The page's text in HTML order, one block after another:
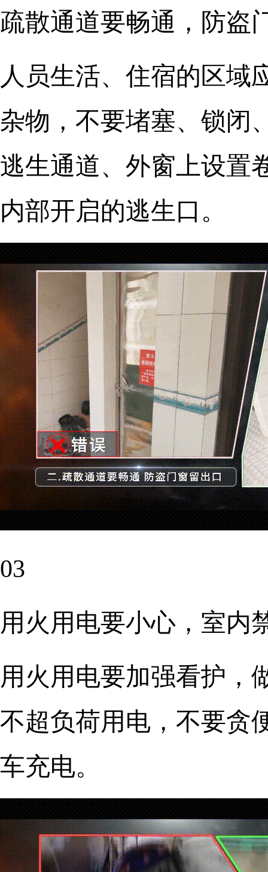
疏散通道要畅通，防盗
人员生活、住宿的区域
杂物，不要堵塞、锁闭
逃生通道、外窗上设置
内部开启的逃生口。
03
用火用电要小心，室内
用火用电要加强看护，
不超负荷用电，不要贪
车充电。